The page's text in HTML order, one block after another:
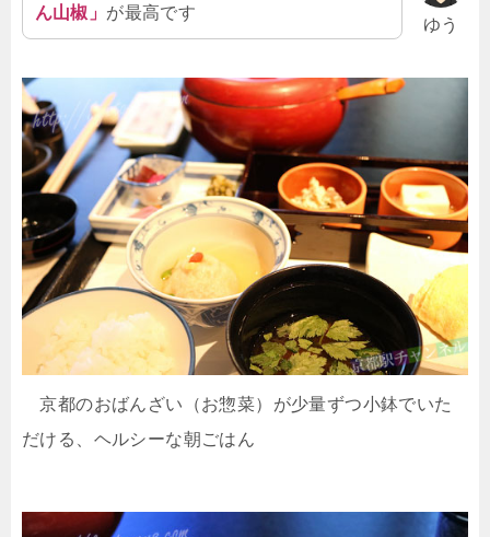
ゆう
ん山椒」 が最高です
京都のおばんざい（お惣菜）が少量ずつ小鉢でいた
だける、ヘルシーな朝ごはん